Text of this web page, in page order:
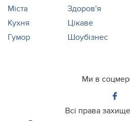
Міста
Здоров'я
Кухня
Цікаве
Гумор
Шоубізнес
Ми в
Всі права